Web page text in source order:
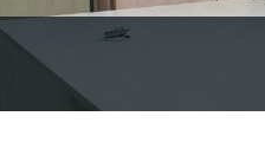
Previous